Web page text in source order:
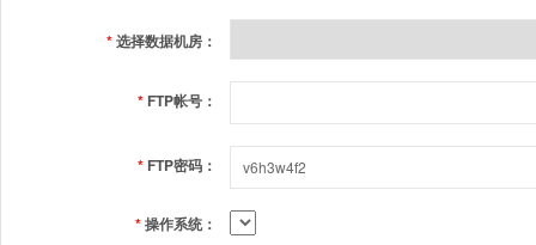
*选择数据机房：
* FTP帐号：
* FTP密码：
*操作系统：